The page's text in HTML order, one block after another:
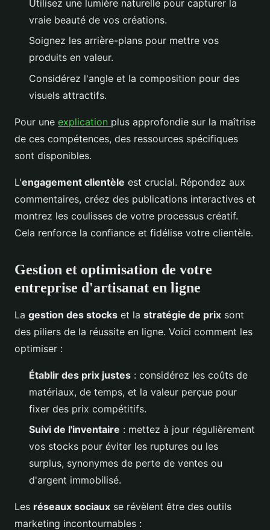
Utilisez une lumière naturelle pour capturer la
vraie beauté de vos créations.
Soignez les arrière-plans pour mettre vos
produits en valeur.
Considérez l'angle et la composition pour des
visuels attractifs.
Pour une explication plus approfondie sur la maîtrise
de ces compétences, des ressources spécifiques
sont disponibles.
L'engagement clientèle est crucial. Répondez aux
commentaires, créez des publications interactives et
montrez les coulisses de votre processus créatif.
Cela renforce la confiance et fidélise votre clientèle.
Gestion et optimisation de votre
entreprise d'artisanat en ligne
La gestion des stocks et la stratégie de prix sont
des piliers de la réussite en ligne. Voici comment les
optimiser :
Établir des prix justes : considérez les coûts de
matériaux, de temps, et la valeur perçue pour
fixer des prix compétitifs.
Suivi de l'inventaire : mettez à jour régulièrement
vos stocks pour éviter les ruptures ou les
surplus, synonymes de perte de ventes ou
d'argent immobilisé.
Les réseaux sociaux se révèlent être des outils
marketing incontournables :